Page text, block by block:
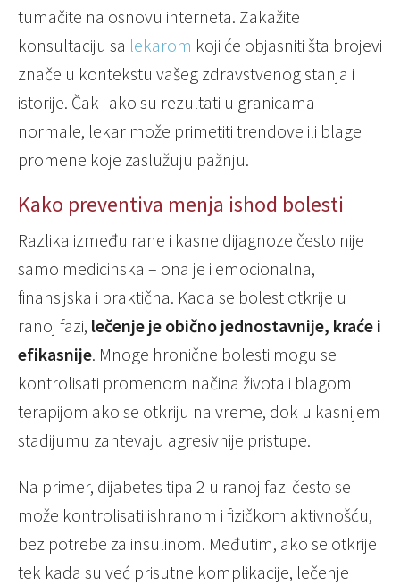
tumačite na osnovu interneta. Zakažite
konsultaciju sa lekarom koji će objasniti šta brojevi
znače u kontekstu vašeg zdravstvenog stanja i
istorije. Čak i ako su rezultati u granicama
normale, lekar može primetiti trendove ili blage
promene koje zaslužuju pažnju.
Kako preventiva menja ishod bolesti
Razlika između rane i kasne dijagnoze često nije
samo medicinska – ona je i emocionalna,
finansijska i praktična. Kada se bolest otkrije u
ranoj fazi, lečenje je obično jednostavnije, kraće i
efikasnije. Mnoge hronične bolesti mogu se
kontrolisati promenom načina života i blagom
terapijom ako se otkriju na vreme, dok u kasnijem
stadijumu zahtevaju agresivnije pristupe.
Na primer, dijabetes tipa 2 u ranoj fazi često se
može kontrolisati ishranom i fizičkom aktivnošću,
bez potrebe za insulinom. Međutim, ako se otkrije
tek kada su već prisutne komplikacije, lečenje